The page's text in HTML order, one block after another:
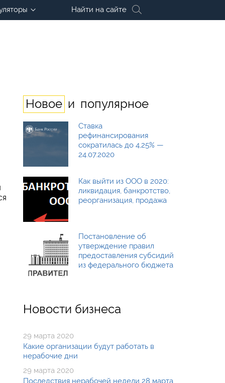
Найти на сайте
Новое и популярное
Ставка
рефинансирования
сократилась до 4,25% —
24.07.2020
Как выйти из ООО в 2020:
ликвидация, банкротство,
реорганизация, продажа
Постановление об
утверждение правил
предоставления субсидий
из федерального бюджета
Новости бизнеса
29 марта 2020
Какие организации будут работать в
нерабочие дни
29 марта 2020
Последствия нерабочей недели 28 марта